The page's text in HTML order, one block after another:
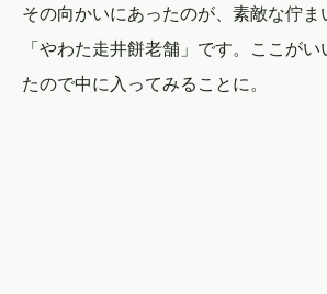
その向かいにあったのが、素敵な佇ま
「やわた走井餅老舗」です。ここが
たので中に入ってみることに。